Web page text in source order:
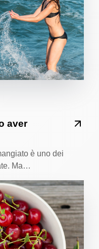
aver
è uno dei
Ma…